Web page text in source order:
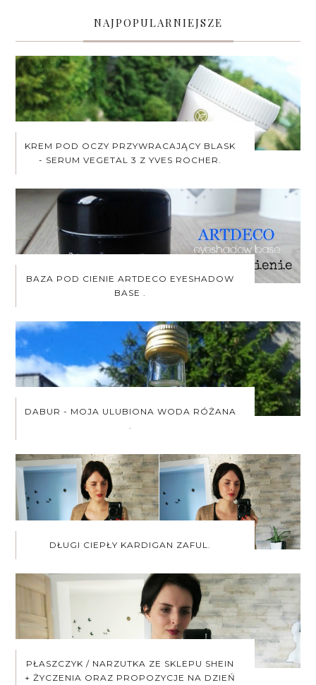
NAJPOPULARNIEJSZE
KREM POD OCZY PRZYWRACAJĄCY BLASK
- SERUM VEGETAL 3 Z YVES ROCHER.
BAZA POD CIENIE ARTDECO EYESHADOW
BASE .
DABUR - MOJA ULUBIONA WODA RÓŻANA
.
DŁUGI CIEPŁY KARDIGAN ZAFUL.
PŁASZCZYK / NARZUTKA ZE SKLEPU SHEIN
+ ŻYCZENIA ORAZ PROPOZYCJE NA DZIEŃ